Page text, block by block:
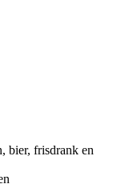
bier, frisdrank en